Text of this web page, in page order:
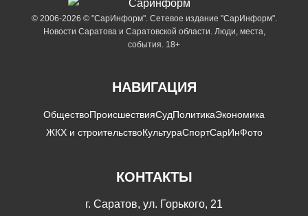
© 2006-2026 © "СарИнформ". Сетевое издание "СарИнформ".
Новости Саратова и Саратовской области. Люди, места,
события. 18+
НАВИГАЦИЯ
ОбществоПроисшествияСудПолитикаЭкономика
ЖКХ и строительствоКультураСпортСарИнФото
КОНТАКТЫ
г. Саратов, ул. Горького, 21